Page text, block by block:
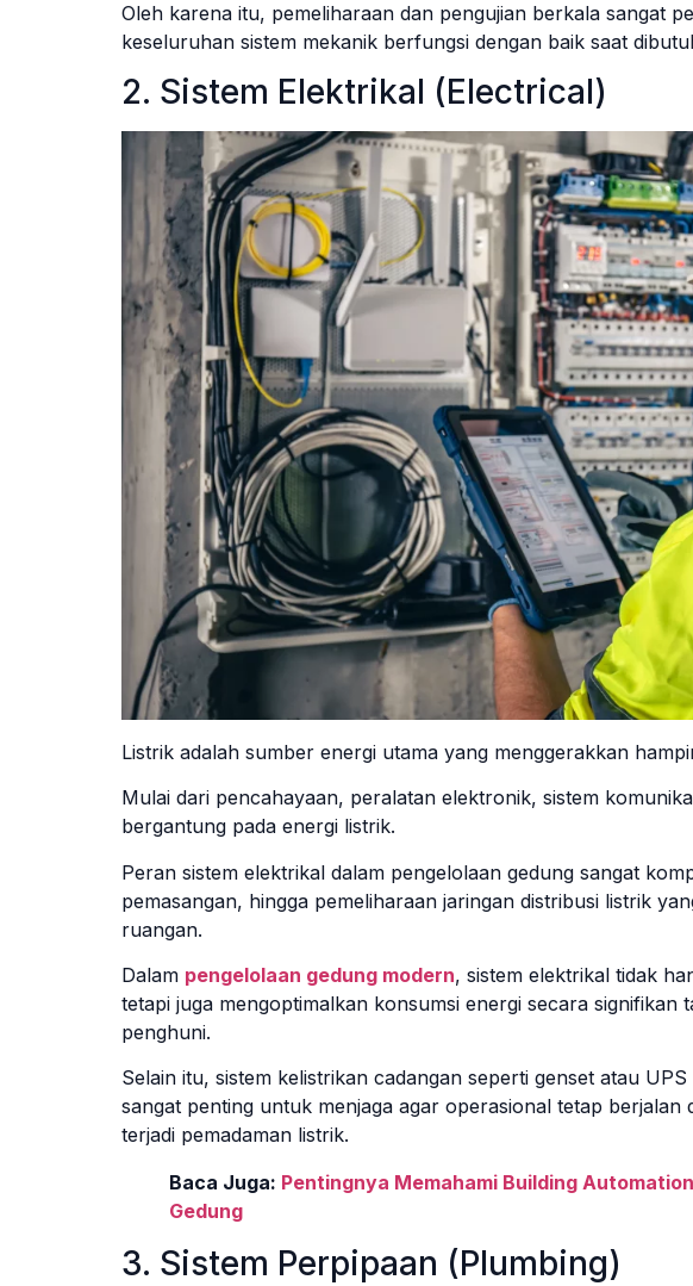
Oleh karena itu, pemeliharaan dan pengujian berkala sangat
keseluruhan sistem mekanik berfungsi dengan baik saat
2. Sistem Elektrikal (Electrical)
Listrik adalah sumber energi utama yang menggerakkan
Mulai dari pencahayaan, peralatan elektronik, sistem
bergantung pada energi listrik.
Peran sistem elektrikal dalam pengelolaan gedung sangat
pemasangan, hingga pemeliharaan jaringan distribusi listrik
ruangan.
Dalam pengelolaan gedung modern, sistem elektrikal tidak
tetapi juga mengoptimalkan konsumsi energi secara signifikan
penghuni.
Selain itu, sistem kelistrikan cadangan seperti genset atau
sangat penting untuk menjaga agar operasional tetap berjalan
terjadi pemadaman listrik.
Baca Juga: Pentingnya Memahami Building
Gedung
3. Sistem Perpipaan (Plumbing)